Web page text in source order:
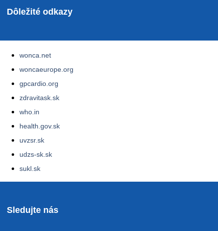
Dôležité odkazy
wonca.net
woncaeurope.org
gpcardio.org
zdravitask.sk
who.in
health.gov.sk
uvzsr.sk
udzs-sk.sk
sukl.sk
Sledujte nás